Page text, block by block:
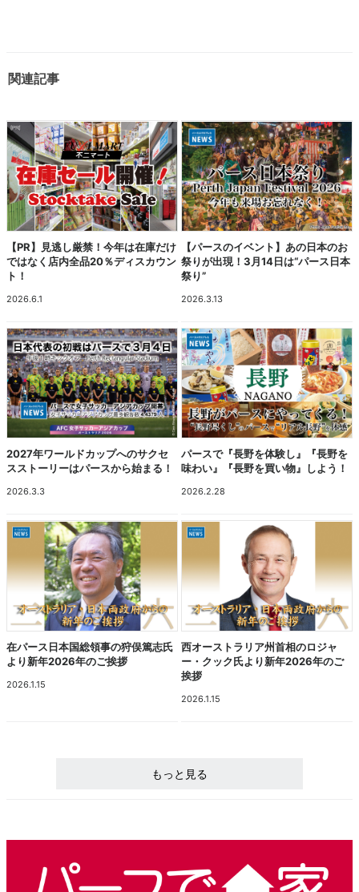
関連記事
【PR】見逃し厳禁！今年は在庫だけ
ではなく店内全品20％ディスカウン
ト！
2026.6.1
【パースのイベント】あの日本のお
祭りが出現！3月14日は“パース日本
祭り”
2026.3.13
2027年ワールドカップへのサクセ
スストーリーはパースから始まる！
2026.3.3
パースで『長野を体験し』『長野を
味わい』『長野を買い物』しよう！
2026.2.28
在パース日本国総領事の狩俣篤志氏
より新年2026年のご挨拶
2026.1.15
西オーストラリア州首相のロジャ
ー・クック氏より新年2026年のご
挨拶
2026.1.15
もっと見る